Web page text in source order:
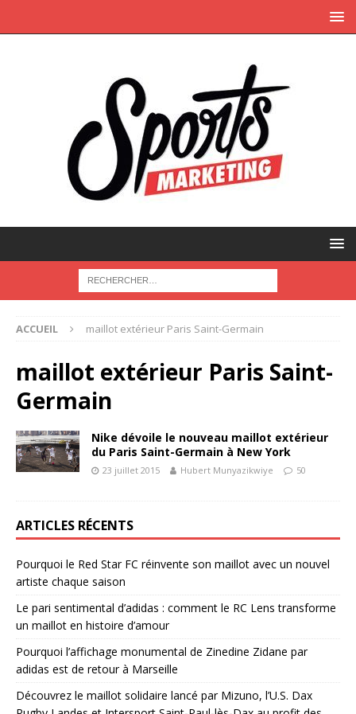
ACCUEIL maillot extérieur Paris Saint-Germain
maillot extérieur Paris Saint-
Germain
Nike dévoile le nouveau maillot extérieur
du Paris Saint-Germain à New York
23 juillet 2015 Hubert Munyazikwiye 50
ARTICLES RÉCENTS
Pourquoi le Red Star FC réinvente son maillot avec un nouvel
artiste chaque saison
Le pari sentimental d’adidas : comment le RC Lens transforme
un maillot en histoire d’amour
Pourquoi l’affichage monumental de Zinedine Zidane par
adidas est de retour à Marseille
Découvrez le maillot solidaire lancé par Mizuno, l’U.S. Dax